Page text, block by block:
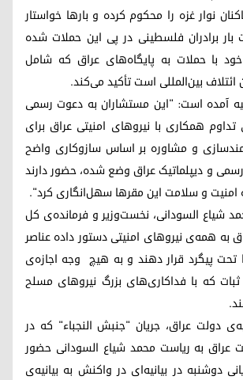
نوار غزه را محکوم کرده و بارها خواستار
بار برادران فلسطینی در پی این حملات شده
با حملات به پایگاه‌های عراق که شامل
بین‌المللی است تأکید می‌کند.
آمده است: "این مستشاران به دعوت رسمی
همکاری با نیروهای امنیتی عراق برای
و مشاوره بر اساس سازوکاری واضح
و دیپلماتیک عراق وضع شده، حضور دارند
امنیت و سلامت این مقرها سهل‌انگاری کرد".
شیاع السودانی، نخست‌وزیر و فرمانده‌ی کل
به همه‌ی نیروهای امنیتی دستور داده عناصر
تحت پیگرد قرار دهند و به هیچ وجه اجازه‌ی
که با فداکاری‌های بزرگ نیروهای مسلح
دولت عراق، جریان "جنبش النجباء" که در
عراق بە ریاست محمد شیاع السودانی حضور
دوشنبه در بیانیه‌ای در واکنش به بیانیه‌ی